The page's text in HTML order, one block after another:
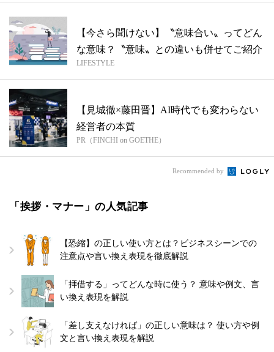
【今さら聞けない】〝意味合い〟ってどん
な意味？〝意味〟との違いも併せてご紹介
LIFESTYLE
【見城徹×藤田晋】AI時代でも変わらない
経営者の本質
PR（FINCHI on GOETHE）
Recommended by
「挨拶・マナー」の人気記事
【恐縮】の正しい使い方とは？ビジネスシーンでの
注意点や言い換え表現を徹底解説
「拝借する」ってどんな時に使う？ 意味や例文、言
い換え表現を解説
「差し支えなければ」の正しい意味は？ 使い方や例
文と言い換え表現を解説